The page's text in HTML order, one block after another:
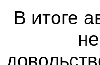
В итоге